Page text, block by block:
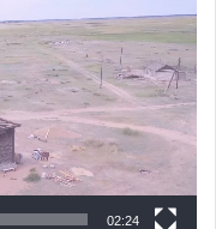
02:24